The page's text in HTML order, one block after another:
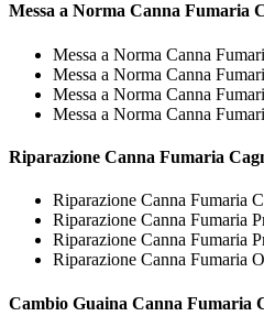
Messa a Norma Canna Fumaria
Messa a Norma Canna
Messa a Norma Canna
Messa a Norma Canna
Messa a Norma Canna
Riparazione Canna Fumaria
Riparazione Canna Fumaria
Riparazione Canna Fumaria
Riparazione Canna Fumaria
Riparazione Canna Fumaria
Cambio Guaina Canna Fumaria